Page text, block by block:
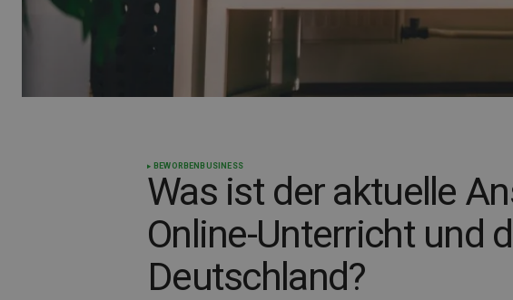
BEWORBEN BUSINESS
Was ist der aktuelle
Online-Unterricht und
Deutschland?